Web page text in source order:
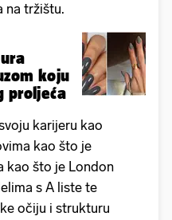
na tržištu.
koju
proljeća
karijeru kao
kao što je
kao što je London
s A liste te
očiju i strukturu